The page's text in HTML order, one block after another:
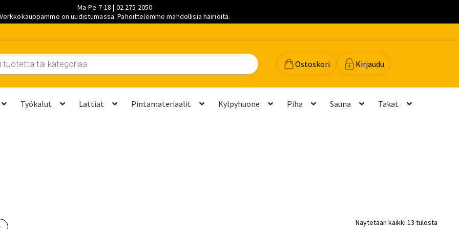
Ma-Pe 7-18 | 02 275 2050
Verkkokauppamme on uudistumassa. Pahoittelemme mahdollisia häiriöitä.
Ostoskori Kirjaudu
Työkalut Lattiat Pintamateriaalit Kylpyhuone Piha Sauna
Takat
kannattaa vaihtaa?
Näytetään kaikki 13 tulosta